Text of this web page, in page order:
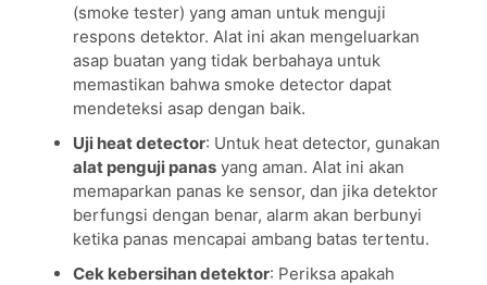
(smoke tester) yang aman untuk menguji
respons detektor. Alat ini akan mengeluarkan
asap buatan yang tidak berbahaya untuk
memastikan bahwa smoke detector dapat
mendeteksi asap dengan baik.
Uji heat detector: Untuk heat detector, gunakan
alat penguji panasyang aman. Alat ini akan
memaparkan panas ke sensor, dan jika detektor
berfungsi dengan benar, alarm akan berbunyi
ketika panas mencapai ambang batas tertentu.
Cek kebersihan detektor: Periksa apakah